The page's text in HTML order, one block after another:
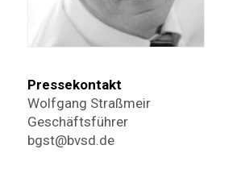
Pressekontakt
Wolfgang Straßmeir
Geschäftsführer
bgst@bvsd.de